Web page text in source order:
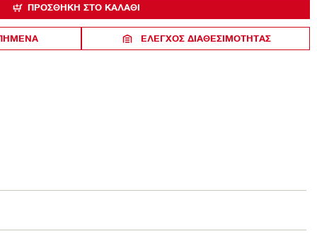
ΠΡΟΣΘΉΚΗ ΣΤΟ ΚΑΛΆΘΙ
ΈΛΕΓΧΟΣ ΔΙΑΘΕΣΙΜΌΤΗΤΑΣ